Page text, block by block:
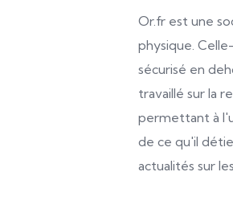
Or.fr est une
physique.
sécurisé en
travaillé sur la
permettant à
de ce qu'il
actualités sur